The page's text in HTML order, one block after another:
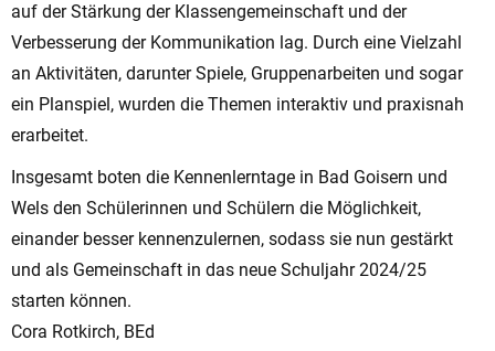
auf der Stärkung der Klassengemeinschaft und der
Verbesserung der Kommunikation lag. Durch eine Vielzahl
an Aktivitäten, darunter Spiele, Gruppenarbeiten und sogar
ein Planspiel, wurden die Themen interaktiv und praxisnah
erarbeitet.
Insgesamt boten die Kennenlerntage in Bad Goisern und
Wels den Schülerinnen und Schülern die Möglichkeit,
einander besser kennenzulernen, sodass sie nun gestärkt
und als Gemeinschaft in das neue Schuljahr 2024/25
starten können.
Cora Rotkirch, BEd